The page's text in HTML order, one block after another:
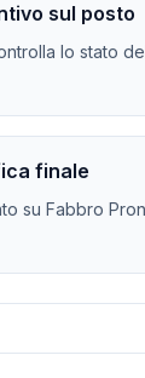
sul posto
lo stato
finale
su Fabbro